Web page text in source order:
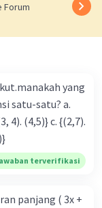
Forum
yang
terverifikasi
panjang ( 3x +